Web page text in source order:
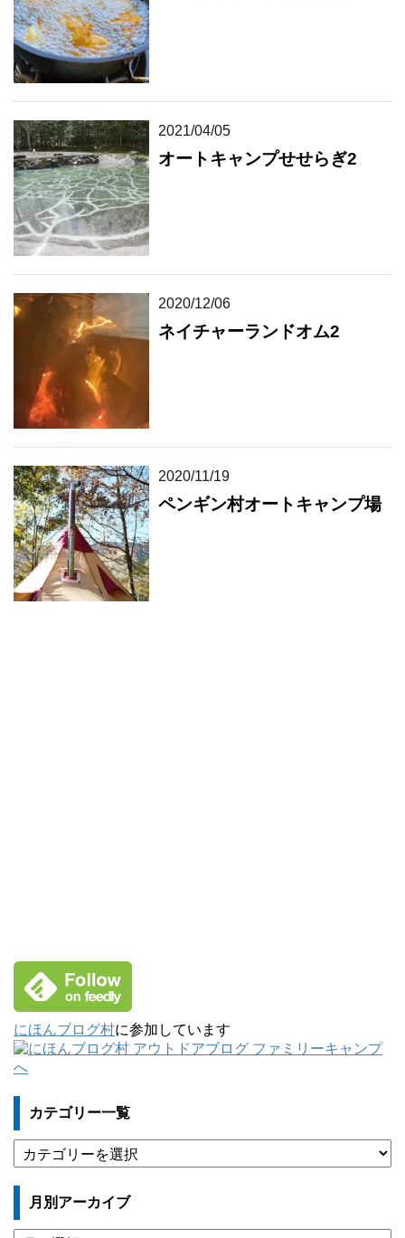
2021/04/05
オートキャンプせせらぎ2
2020/12/06
ネイチャーランドオム2
2020/11/19
ペンギン村オートキャンプ場
にほんブログ村に参加しています
カテゴリー一覧
テ
ゴ
ー
月別アーカイブ